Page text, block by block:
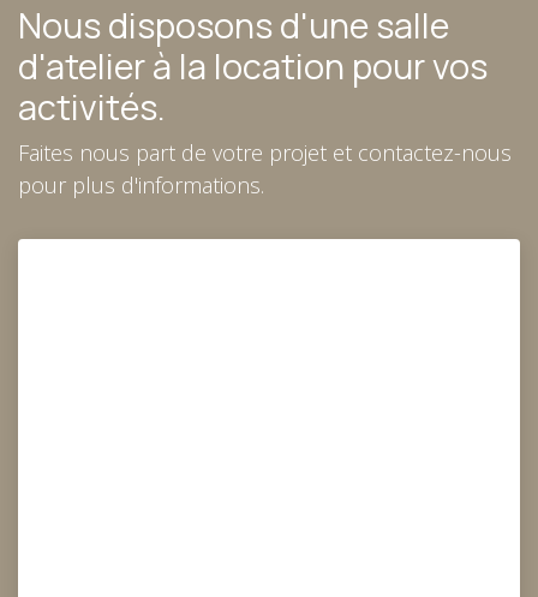
Nous disposons d'une salle
d'atelier à la location pour vos
activités.
Faites nous part de votre projet et contactez-nous
pour plus d'informations.